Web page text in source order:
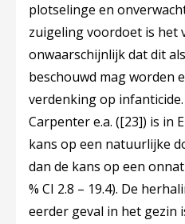
plotselinge en
zuigeling voordoet is het
onwaarschijnlijk dat dit
beschouwd mag worden
verdenking op
Carpenter e.a. ([23]) is in
kans op een natuurlijke
dan de kans op een
% CI 2.8 – 19.4). De
eerder geval in het gezin